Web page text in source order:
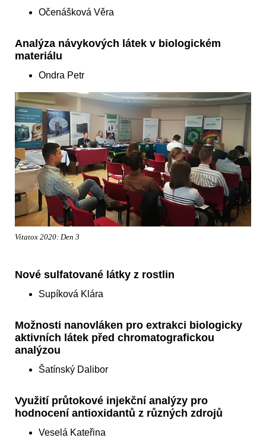
Očenášková Věra
Analýza návykových látek v biologickém
materiálu
Ondra Petr
Vitatox 2020: Den 3
Nové sulfatované látky z rostlin
Supíková Klára
Možnosti nanovláken pro extrakci biologicky
aktivních látek před chromatografickou
analýzou
Šatínský Dalibor
Využití průtokové injekční analýzy pro
hodnocení antioxidantů z různých zdrojů
Veselá Kateřina